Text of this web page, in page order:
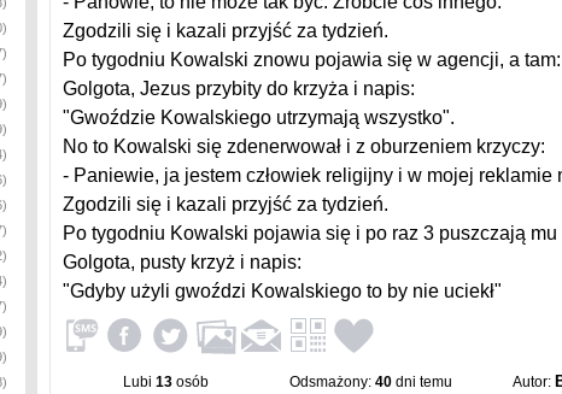
Zgodzili się i kazali przyjść za tydzień.
Po tygodniu Kowalski znowu pojawia się w agencji, a tam:
Golgota, Jezus przybity do krzyża i napis:
"Gwoździe Kowalskiego utrzymają wszystko".
No to Kowalski się zdenerwował i z oburzeniem krzyczy:
- Paniewie, ja jestem człowiek religijny i w mojej
Zgodzili się i kazali przyjść za tydzień.
Po tygodniu Kowalski pojawia się i po raz 3 puszczają mu
Golgota, pusty krzyż i napis:
"Gdyby użyli gwoździ Kowalskiego to by nie uciekł"
Lubi 13osób Odsmażony: 40dni temu Autor: